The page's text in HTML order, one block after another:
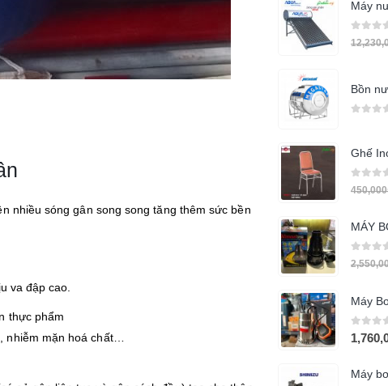
nhiều sóng gân song song tăng thêm sức bền
va đập cao.
thực phẩm
nhiễm mặn hoá chất…
0out
0out
450,000
0 out
0 out